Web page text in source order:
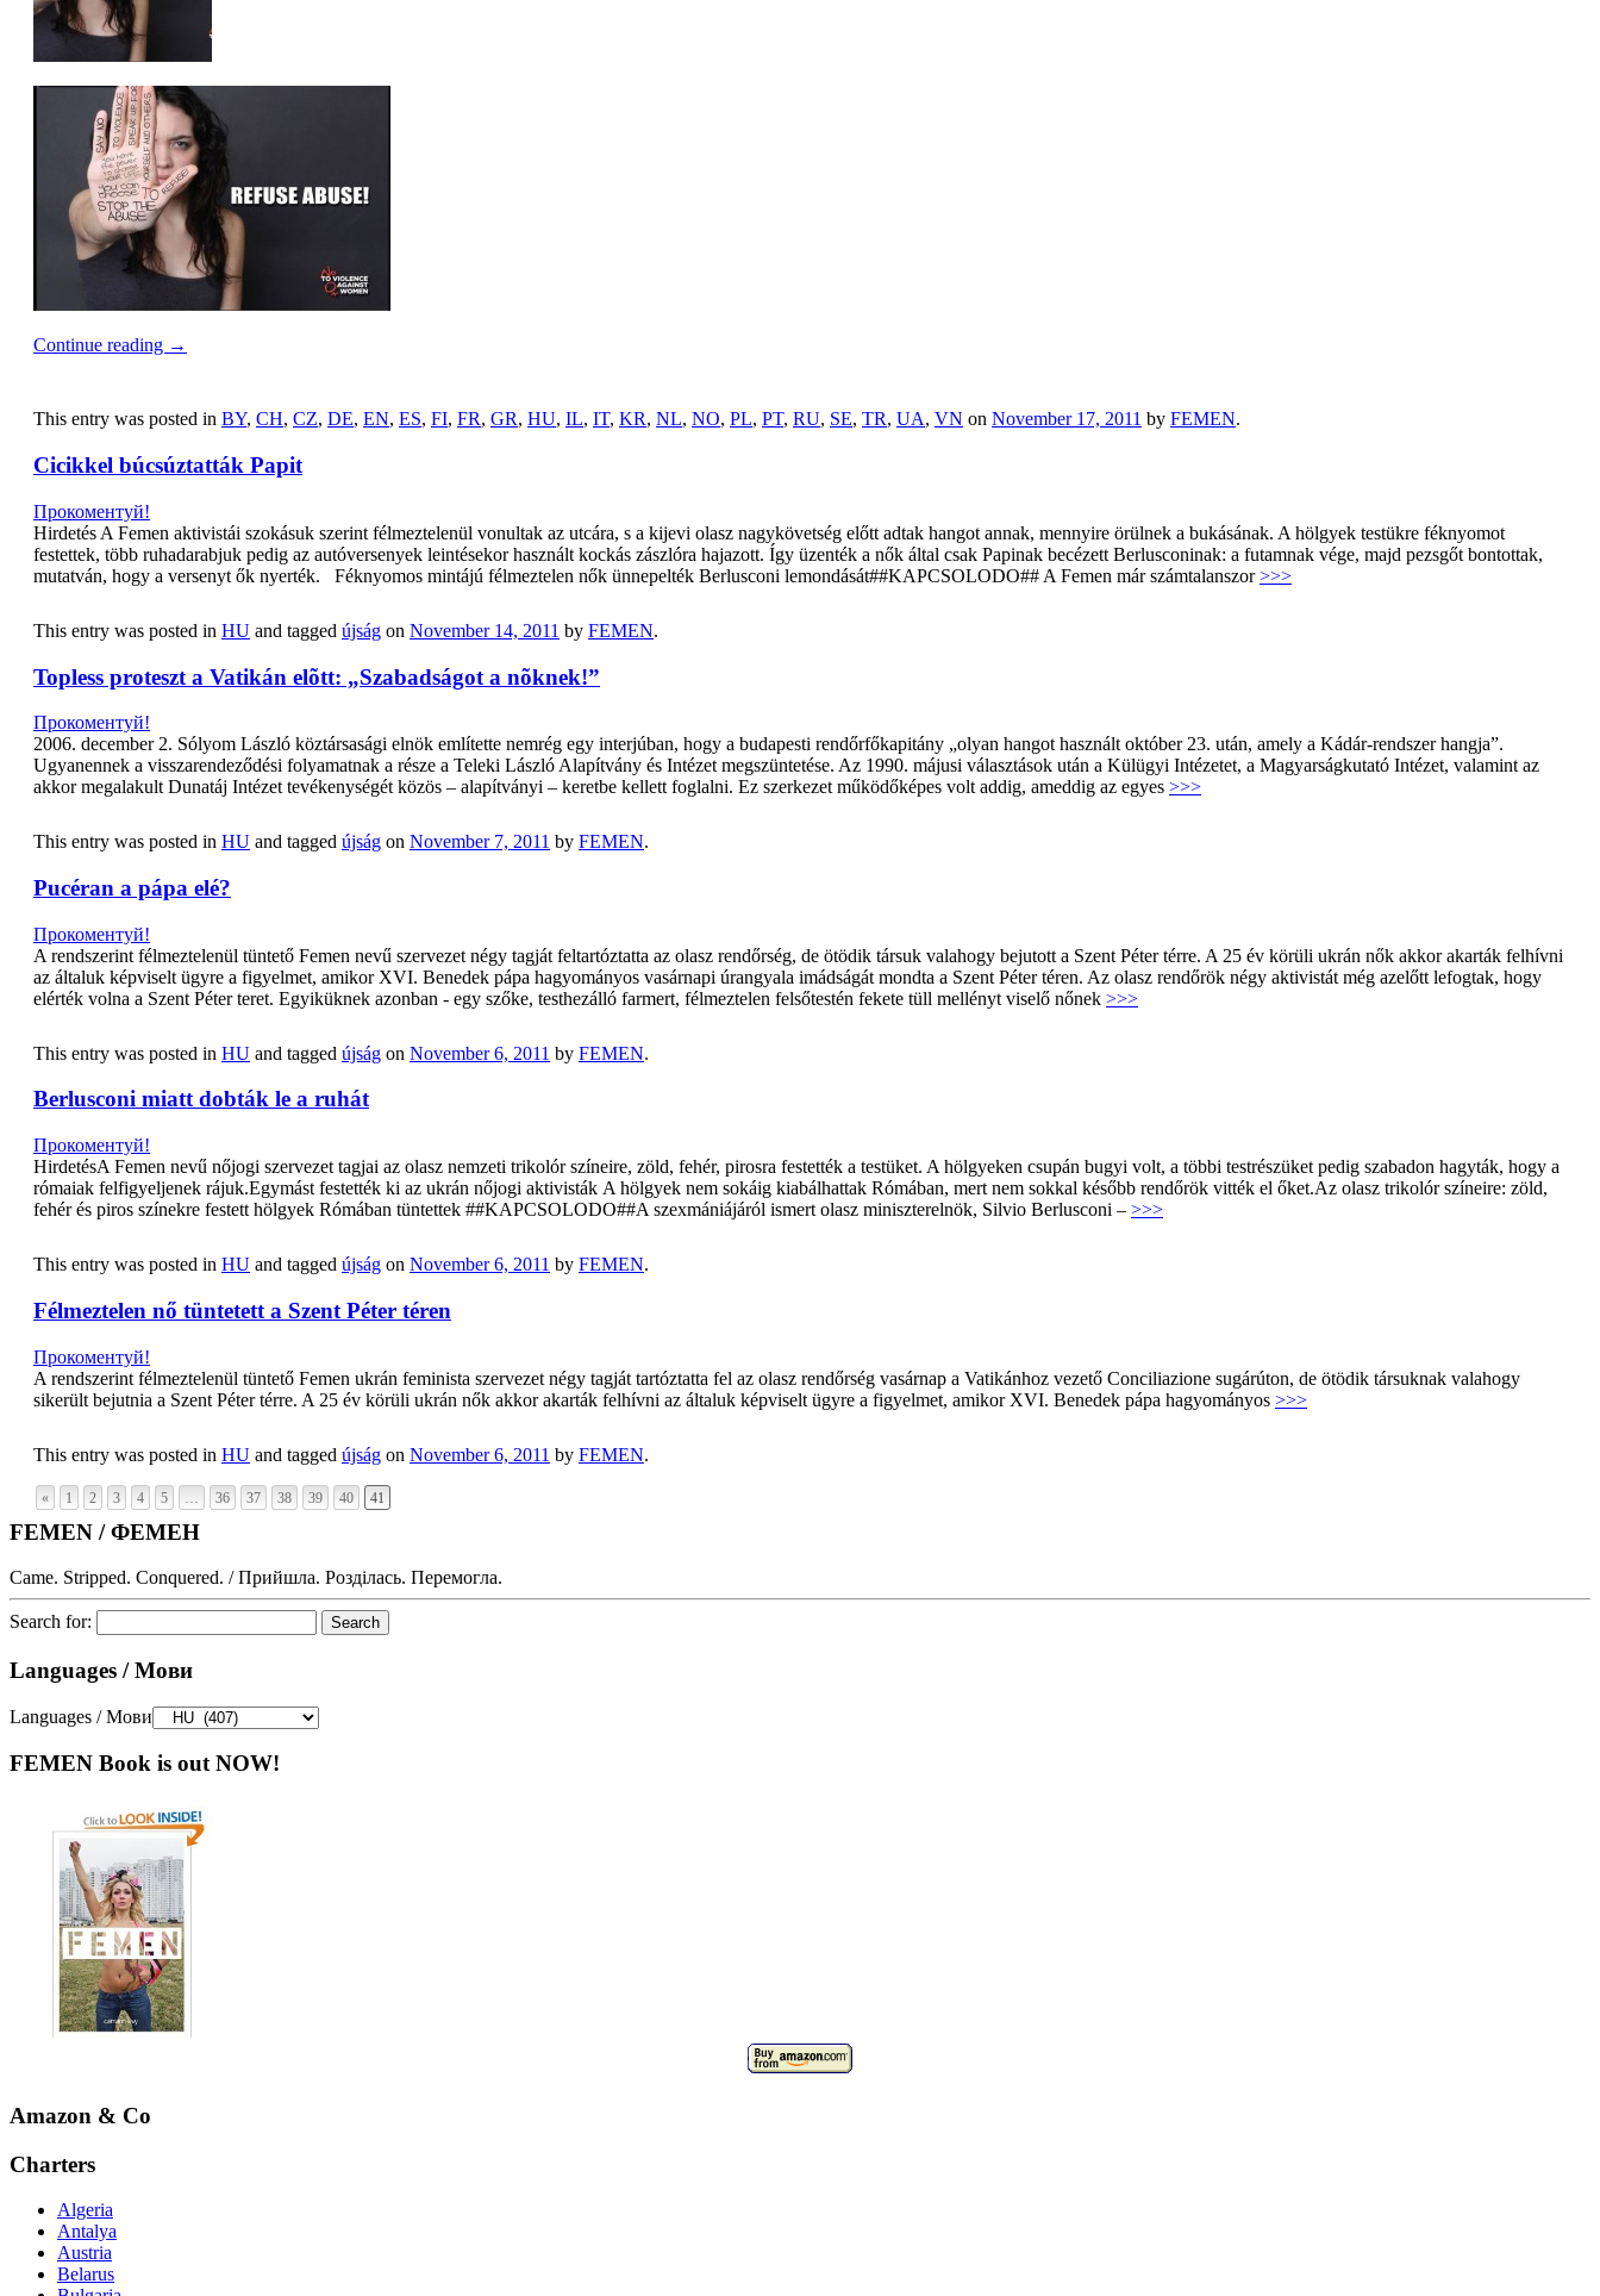
Continue reading →
This entry was posted in BY, CH, CZ, DE, EN, ES, FI, FR, GR, HU, IL, IT, KR, NL, NO, PL, PT, RU, SE, TR, UA, VN on November 17, 2011 by FEMEN.
Cicikkel búcsúztatták Papit
Прокоментуй!
Hirdetés A Femen aktivistái szokásuk szerint félmeztelenül vonultak az utcára, s a kijevi olasz nagykövetség előtt adtak hangot annak, mennyire örülnek a bukásának. A hölgyek testükre féknyomot
festettek, több ruhadarabjuk pedig az autóversenyek leintésekor használt kockás zászlóra hajazott. Így üzenték a nők által csak Papinak becézett Berlusconinak: a futamnak vége, majd pezsgőt bontottak,
mutatván, hogy a versenyt ők nyerték. Féknyomos mintájú félmeztelen nők ünnepelték Berlusconi lemondását##KAPCSOLODO## A Femen már számtalanszor>>>
This entry was posted in HU and tagged újság on November 14, 2011 by FEMEN.
Topless proteszt a Vatikán elõtt: „Szabadságot a nõknek!”
Прокоментуй!
2006. december 2. Sólyom László köztársasági elnök említette nemrég egy interjúban, hogy a budapesti rendőrfőkapitány „olyan hangot használt október 23. után, amely a Kádár-rendszer hangja”.
Ugyanennek a visszarendeződési folyamatnak a része a Teleki László Alapítvány és Intézet megszüntetése. Az 1990. májusi választások után a Külügyi Intézetet, a Magyarságkutató Intézet, valamint az
akkor megalakult Dunatáj Intézet tevékenységét közös – alapítványi – keretbe kellett foglalni. Ez szerkezet működőképes volt addig, ameddig az egyes >>>
This entry was posted in HU and tagged újság on November 7, 2011 by FEMEN.
Pucéran a pápa elé?
Прокоментуй!
A rendszerint félmeztelenül tüntető Femen nevű szervezet négy tagját feltartóztatta az olasz rendőrség, de ötödik társuk valahogy bejutott a Szent Péter térre. A 25 év körüli ukrán nők akkor akarták felhívni
az általuk képviselt ügyre a figyelmet, amikor XVI. Benedek pápa hagyományos vasárnapi úrangyala imádságát mondta a Szent Péter téren. Az olasz rendőrök négy aktivistát még azelőtt lefogtak, hogy
elérték volna a Szent Péter teret. Egyiküknek azonban - egy szőke, testhezálló farmert, félmeztelen felsőtestén fekete tüll mellényt viselő nőnek >>>
This entry was posted in HU and tagged újság on November 6, 2011 by FEMEN.
Berlusconi miatt dobták le a ruhát
Прокоментуй!
HirdetésA Femen nevű nőjogi szervezet tagjai az olasz nemzeti trikolór színeire, zöld, fehér, pirosra festették a testüket. A hölgyeken csupán bugyi volt, a többi testrészüket pedig szabadon hagyták, hogy a
ró­maiak felfigyeljenek rájuk.Egymást festették ki az ukrán nőjogi aktivisták A hölgyek nem sokáig kiabálhattak Rómában, mert nem sokkal később rendőrök vitték el őket.Az olasz trikolór színeire: zöld,
fehér és piros színekre festett hölgyek Rómában tüntettek ##KAPCSOLODO##A szexmániájáról ismert olasz miniszterelnök, Silvio Berlusconi – >>>
This entry was posted in HU and tagged újság on November 6, 2011 by FEMEN.
Félmeztelen nő tüntetett a Szent Péter téren
Прокоментуй!
A rendszerint félmeztelenül tüntető Femen ukrán feminista szervezet négy tagját tartóztatta fel az olasz rendőrség vasárnap a Vatikánhoz vezető Conciliazione sugárúton, de ötödik társuknak valahogy
sikerült bejutnia a Szent Péter térre. A 25 év körüli ukrán nők akkor akarták felhívni az általuk képviselt ügyre a figyelmet, amikor XVI. Benedek pápa hagyományos >>>
This entry was posted in HU and tagged újság on November 6, 2011 by FEMEN.
« 1 2 3 4 5 36 37 38 39 40 41
FEMEN / ФЕМЕН
Came. Stripped. Conquered. / Прийшла. Розділась. Перемогла.
Search for:
Languages / Мови
Languages / Мови
FEMEN Book is out NOW!
Amazon & Co
Charters
Algeria
Antalya
Austria
Belarus